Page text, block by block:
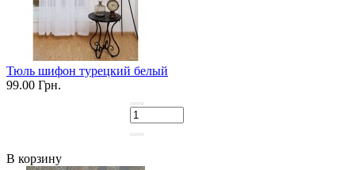
Тюль шифон турецкий белый
99.00 Грн.
В корзину